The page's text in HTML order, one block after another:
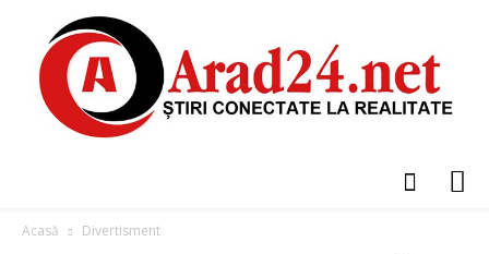
Acasă Divertisment